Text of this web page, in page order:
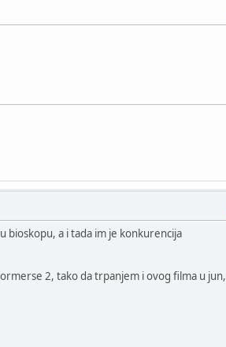
bioskopu, a i tada im je konkurencija
2, tako da trpanjem i ovog filma u jun,